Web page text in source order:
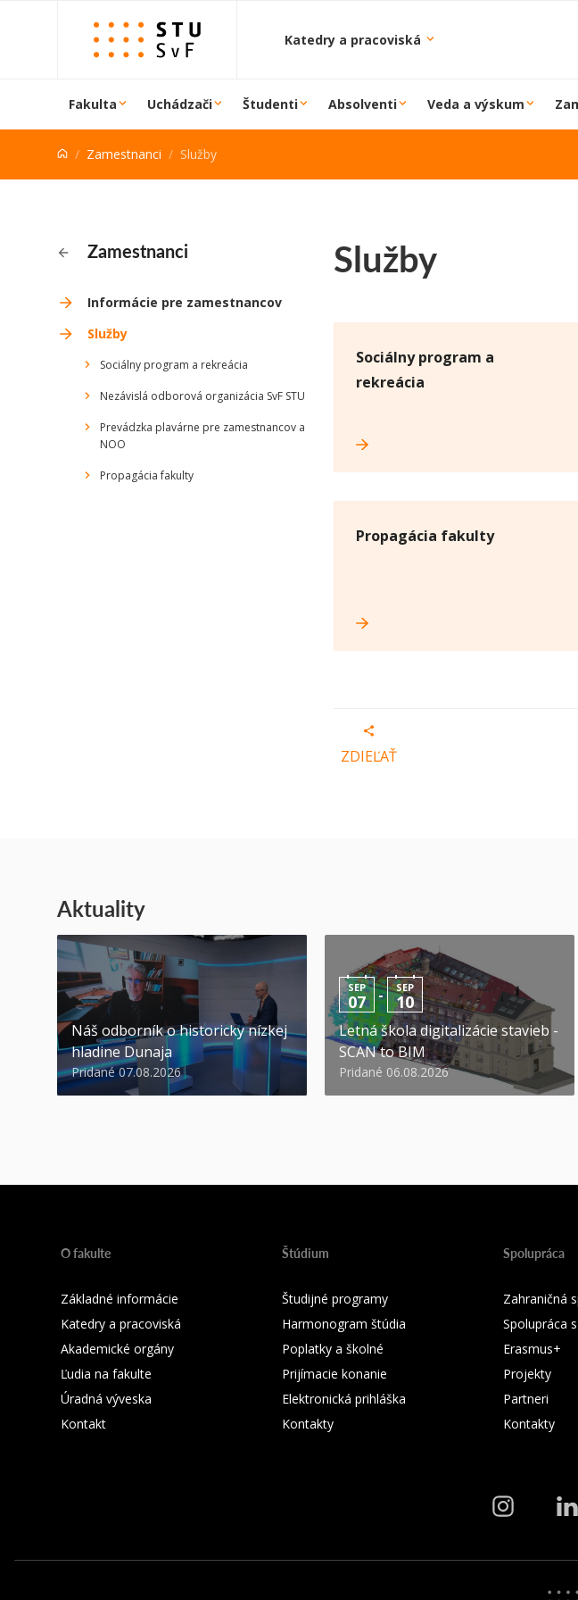
Prejsť na obsah
Katedry a pracoviská
Fakulta Uchádzači Študenti Absolventi Veda a výskum
Zamestnanci Služby
Zamestnanci
Informácie pre zamestnancov
Služby
Sociálny program a rekreácia
Nezávislá odborová organizácia SvF STU
Prevádzka plavárne pre zamestnancov a
NOO
Propagácia fakulty
Služby
Sociálny program a
rekreácia
Propagácia fakulty
ZDIEĽAŤ
Aktuality
Náš odborník o historicky nízkej
hladine Dunaja
Pridané 07.08.2026
SEP
07 - SEP
10
Letná škola digitalizácie stavieb -
SCAN to BIM
Pridané 06.08.2026
O fakulte
Základné informácie
Katedry a pracoviská
Akademické orgány
Ľudia na fakulte
Úradná výveska
Kontakt
Štúdium
Študijné programy
Harmonogram štúdia
Poplatky a školné
Prijímacie konanie
Elektronická prihláška
Kontakty
Spolupráca
Zahraničná
Spolupráca
Erasmus+
Projekty
Partneri
Kontakty